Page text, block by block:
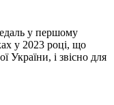
у першому
у 2023 році, що
України, і звісно для